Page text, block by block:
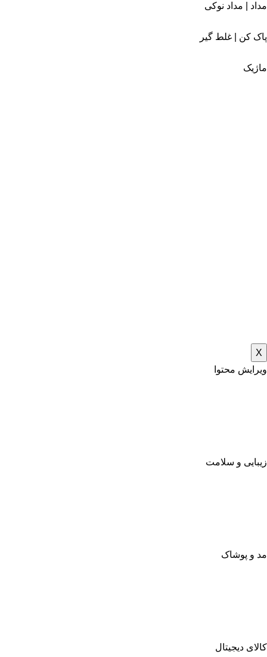
مداد | مداد نوکی
پاک کن | غلط گیر
ماژیک
X
ویرایش محتوا
زیبایی و سلامت
مد و پوشاک
کالای دیجیتال